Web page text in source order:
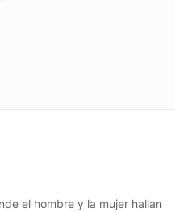
el hombre y la mujer hallan